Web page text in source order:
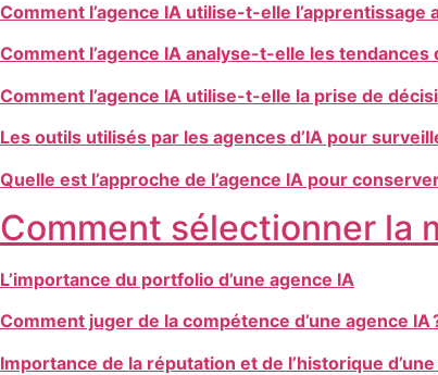
Comment l’agence IA utilise-t-elle
Comment l’agence IA analyse-t-elle les
Comment l’agence IA utilise-t-elle la prise de
Les outils utilisés par les agences d’IA pour
Quelle est l’approche de l’agence IA pour
Comment sélectionner la
L’importance du portfolio d’une agence IA
Comment juger de la compétence d’une agence IA
Importance de la réputation et de l’historique